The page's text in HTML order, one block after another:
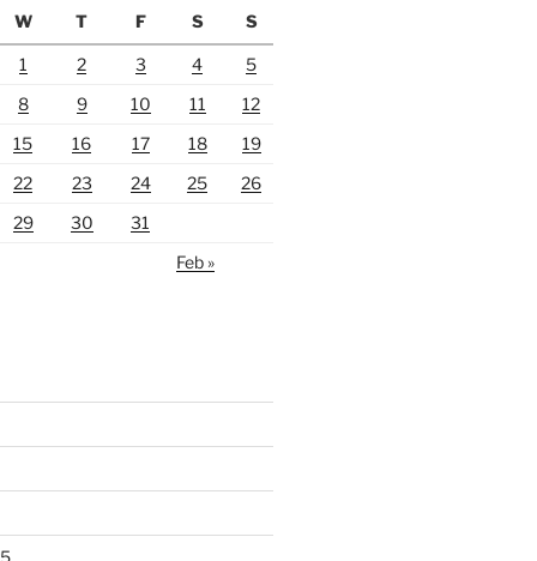
W T F S S
1 2 3 4
5
8 9 10 11
12
15 16 17 18
19
22 23 24 25
26
29 30
31
Feb »